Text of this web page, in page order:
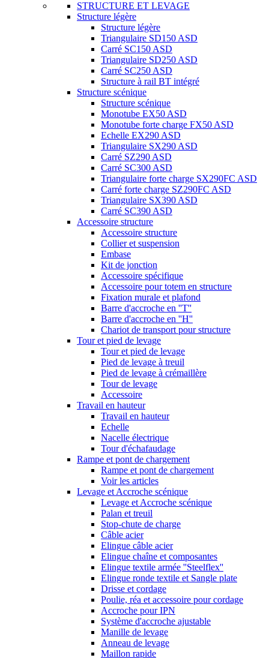
STRUCTURE ET LEVAGE
Structure légère
Structure légère
Triangulaire SD150 ASD
Carré SC150 ASD
Triangulaire SD250 ASD
Carré SC250 ASD
Structure à rail BT intégré
Structure scénique
Structure scénique
Monotube EX50 ASD
Monotube forte charge FX50 ASD
Echelle EX290 ASD
Triangulaire SX290 ASD
Carré SZ290 ASD
Carré SC300 ASD
Triangulaire forte charge SX290FC ASD
Carré forte charge SZ290FC ASD
Triangulaire SX390 ASD
Carré SC390 ASD
Accessoire structure
Accessoire structure
Collier et suspension
Embase
Kit de jonction
Accessoire spécifique
Accessoire pour totem en structure
Fixation murale et plafond
Barre d'accroche en ''T''
Barre d'accroche en ''H''
Chariot de transport pour structure
Tour et pied de levage
Tour et pied de levage
Pied de levage à treuil
Pied de levage à crémaillère
Tour de levage
Accessoire
Travail en hauteur
Travail en hauteur
Echelle
Nacelle électrique
Tour d'échafaudage
Rampe et pont de chargement
Rampe et pont de chargement
Voir les articles
Levage et Accroche scénique
Levage et Accroche scénique
Palan et treuil
Stop-chute de charge
Câble acier
Elingue câble acier
Elingue chaîne et composantes
Elingue textile armée ''Steelflex''
Elingue ronde textile et Sangle plate
Drisse et cordage
Poulie, réa et accessoire pour cordage
Accroche pour IPN
Système d'accroche ajustable
Manille de levage
Anneau de levage
Maillon rapide